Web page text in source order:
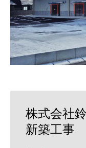
株式会社
新築工事